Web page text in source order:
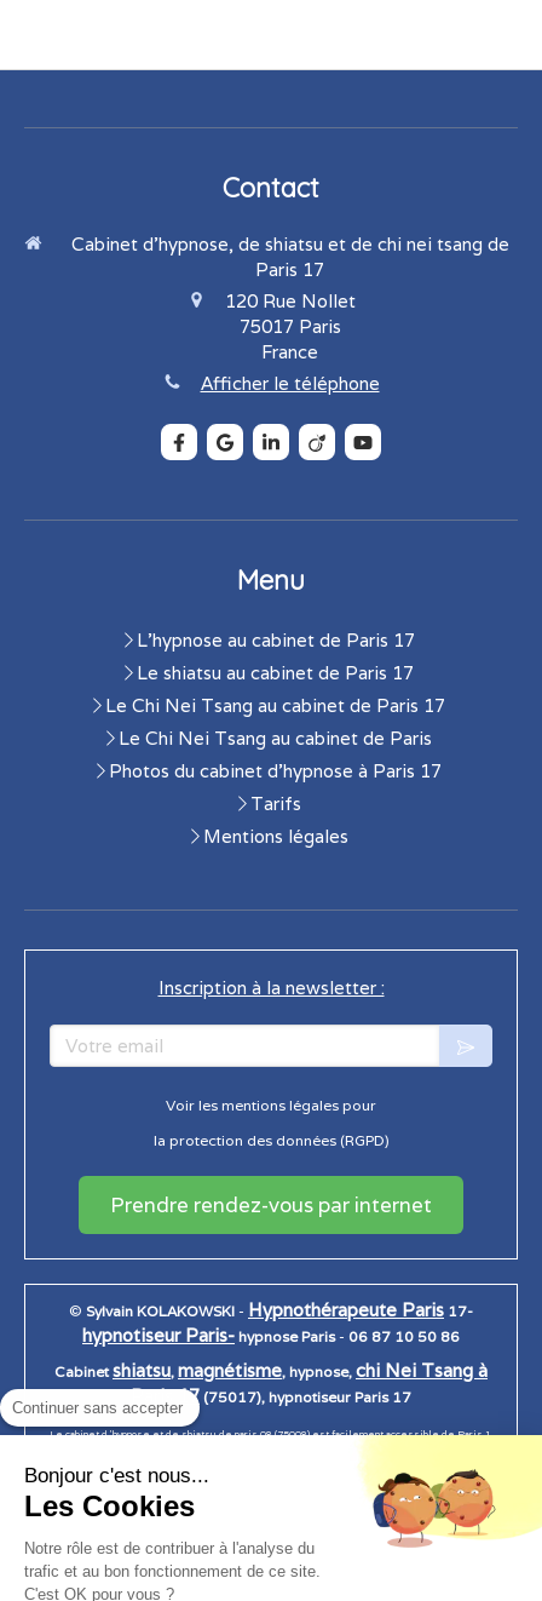
Contact
Cabinet d'hypnose, de shiatsu et de chi nei tsang de
Paris 17
120 Rue Nollet
75017 Paris
France
Afficher le téléphone
Menu
L'hypnose au cabinet de Paris 17
Le shiatsu au cabinet de Paris 17
Le Chi Nei Tsang au cabinet de Paris 17
Le Chi Nei Tsang au cabinet de Paris
Photos du cabinet d'hypnose à Paris 17
Tarifs
Mentions légales
Inscription à la newsletter :
Votre email
Voir les mentions légales pour
la protection des données (RGPD)
Prendre rendez-vous par internet
© Sylvain KOLAKOWSKI - Hypnothérapeute Paris 17-
hypnotiseur Paris- hypnose Paris- 06 87 10 50 86
Cabinetshiatsu, magnétisme, hypnose, chi Nei Tsang à
Paris 17 (75017), hypnotiseur Paris 17
Le cabinet d 'hypnose et de shiatsu de paris 08 (75008) est facilement accessible de Paris 1,
12, Paris 13, Paris 14, Paris 15, Paris 16, Paris 17, Paris 18, Paris 19, Paris 20.
Création et référencement du site par Simplébo
Continuer sans accepter
Bonjour c'est nous...
Les Cookies
Notre rôle est de contribuer à l'analyse du
trafic et au bon fonctionnement de ce site.
C'est OK pour vous ?